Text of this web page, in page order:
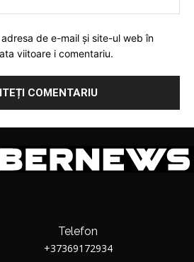
de e-mail și site-ul web în
viitoare i comentariu.
Telefon
+37369172934